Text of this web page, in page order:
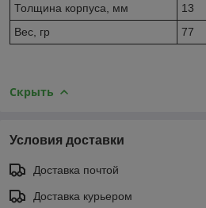
Толщина корпуса, мм
13
Вес, гр
77
Скрыть
Условия доставки
Доставка почтой
Доставка курьером